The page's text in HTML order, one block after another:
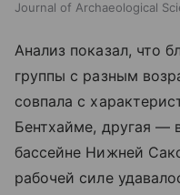
Journal of Archaeological
Анализ показал, что
группы с разным
совпала с
Бентхайме, другая —
бассейне Нижней
рабочей силе